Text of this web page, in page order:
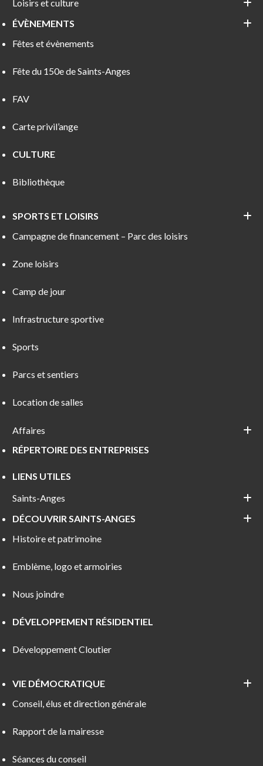
Loisirs et culture
ÉVÈNEMENTS
Fêtes et évènements
Fête du 150e de Saints-Anges
FAV
Carte privil’ange
CULTURE
Bibliothèque
SPORTS ET LOISIRS
Campagne de financement – Parc des loisirs
Zone loisirs
Camp de jour
Infrastructure sportive
Sports
Parcs et sentiers
Location de salles
Affaires
RÉPERTOIRE DES ENTREPRISES
LIENS UTILES
Saints-Anges
DÉCOUVRIR SAINTS-ANGES
Histoire et patrimoine
Emblème, logo et armoiries
Nous joindre
DÉVELOPPEMENT RÉSIDENTIEL
Développement Cloutier
VIE DÉMOCRATIQUE
Conseil, élus et direction générale
Rapport de la mairesse
Séances du conseil